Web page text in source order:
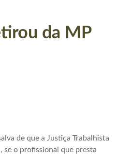
da MP
de que a Justiça Trabalhista
o profissional que presta